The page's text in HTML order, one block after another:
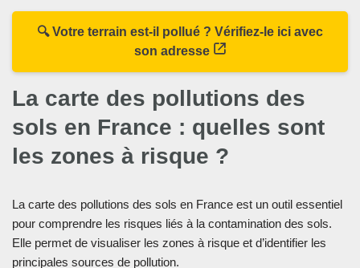
🔍 Votre terrain est-il pollué ? Vérifiez-le ici avec
son adresse
La carte des pollutions des
sols en France : quelles sont
les zones à risque ?
La carte des pollutions des sols en France est un outil essentiel
pour comprendre les risques liés à la contamination des sols.
Elle permet de visualiser les zones à risque et d’identifier les
principales sources de pollution.